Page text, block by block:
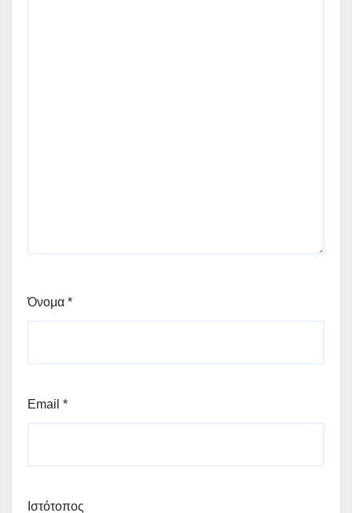
Όνομα *
Email *
Ιστότοπος